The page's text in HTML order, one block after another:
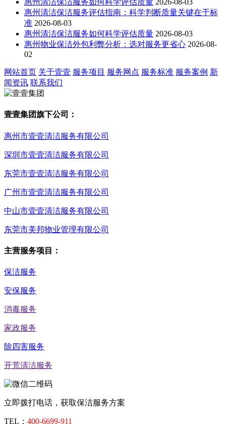
惠州清洁保洁服务如何科学评估质量 2026-08-03
惠州清洁保洁服务评估指南：科学判断质量关键在于标
准 2026-08-03
惠州清洁保洁服务如何科学评估质量 2026-08-03
惠州物业保洁外包利弊分析：选对服务更省心 2026-08-
02
网站首页 关于壹壹 服务项目 服务网点 服务标准 服务案例 新
闻资讯 联系我们
壹壹集团旗下公司：
惠州市壹壹清洁服务有限公司
深圳市壹壹清洁服务有限公司
东莞市壹壹清洁服务有限公司
广州市壹壹清洁服务有限公司
中山市壹壹清洁服务有限公司
东莞市美邦物业管理有限公司
主营服务项目：
保洁服务
安保服务
消毒服务
家政服务
除四害服务
开荒清洁服务
立即拨打电话，获取保洁服务方案
TEL： 400-6699-911